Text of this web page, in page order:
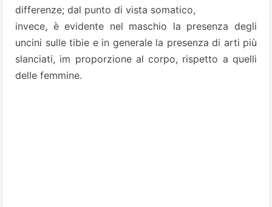
differenze; dal punto di vista somatico,
invece, è evidente nel maschio la presenza degli
uncini sulle tibie e in generale la presenza di arti più
slanciati, im proporzione al corpo, rispetto a quelli
delle femmine.